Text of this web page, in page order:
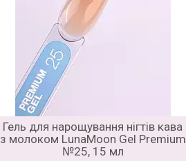
Гель для нарощування нігтів кава
з молоком LunaMoon Gel Premium
№25, 15 мл